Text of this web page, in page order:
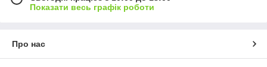
Показати весь графік роботи
Про нас